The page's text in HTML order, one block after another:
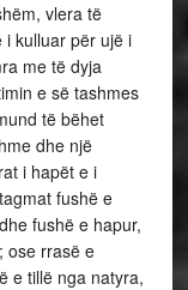
vlera të
kulluar për ujë i
me të dyja
e së tashmes
të bëhet
dhe një
i hapët e i
fushë e
fushë e hapur,
ose rrasë e
e tillë nga natyra,